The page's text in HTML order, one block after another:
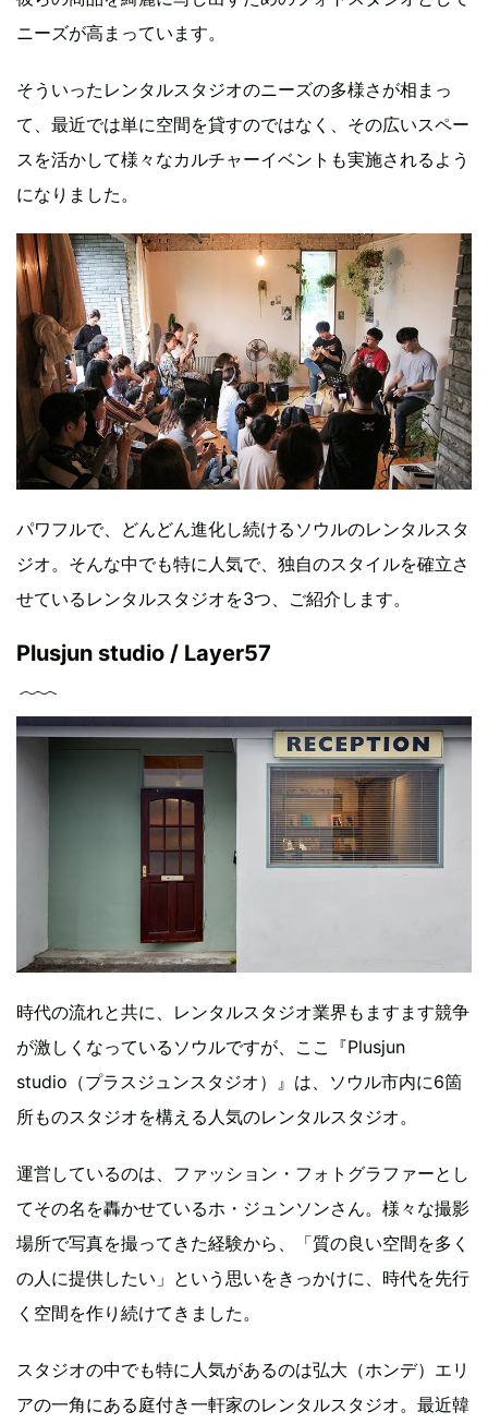
ニーズが高まっています。
そういったレンタルスタジオのニーズの多様さが相まっ
て、最近では単に空間を貸すのではなく、その広いスペー
スを活かして様々なカルチャーイベントも実施されるよう
になりました。
パワフルで、どんどん進化し続けるソウルのレンタルスタ
ジオ。そんな中でも特に人気で、独自のスタイルを確立さ
せているレンタルスタジオを3つ、ご紹介します。
Plusjun studio / Layer57
時代の流れと共に、レンタルスタジオ業界もますます競争
が激しくなっているソウルですが、ここ『Plusjun
studio（プラスジュンスタジオ）』は、ソウル市内に6箇
所ものスタジオを構える人気のレンタルスタジオ。
運営しているのは、ファッション・フォトグラファーとし
てその名を轟かせているホ・ジュンソンさん。様々な撮影
場所で写真を撮ってきた経験から、「質の良い空間を多く
の人に提供したい」という思いをきっかけに、時代を先行
く空間を作り続けてきました。
スタジオの中でも特に人気があるのは弘大（ホンデ）エリ
アの一角にある庭付き一軒家のレンタルスタジオ。最近韓